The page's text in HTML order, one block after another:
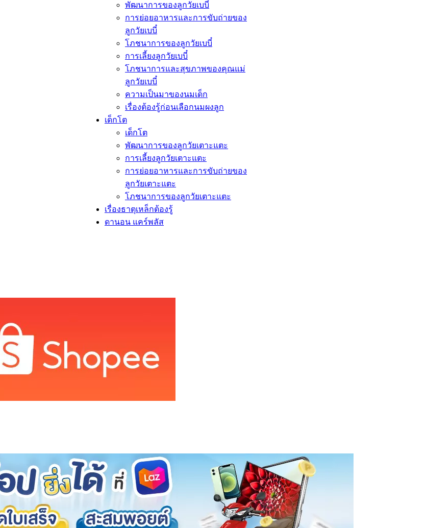
พัฒนาการของลูกวัยเบบี๋
การย่อยอาหารและการขับถ่ายของ
ลูกวัยเบบี๋
โภชนาการของลูกวัยเบบี๋
การเลี้ยงลูกวัยเบบี๋
โภชนาการและสุขภาพของคุณแม่
ลูกวัยเบบี๋
ความเป็นมาของนมเด็ก
เรื่องต้องรู้ก่อนเลือกนมผงลูก​
เด็กโต​
เด็กโต​
พัฒนาการของลูกวัยเตาะแตะ
การเลี้ยงลูกวัยเตาะแตะ
การย่อยอาหารและการขับถ่ายของ
ลูกวัยเตาะแตะ
โภชนาการของลูกวัยเตาะแตะ
เรื่องธาตุเหล็กต้องรู้​
ดานอน แคร์พลัส